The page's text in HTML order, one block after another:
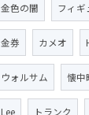
金色の闇 フィギ
金券 カメオ
ウォルサム 懐中
Lee トランク